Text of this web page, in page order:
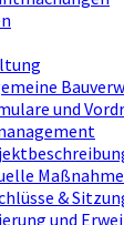
und
&
und